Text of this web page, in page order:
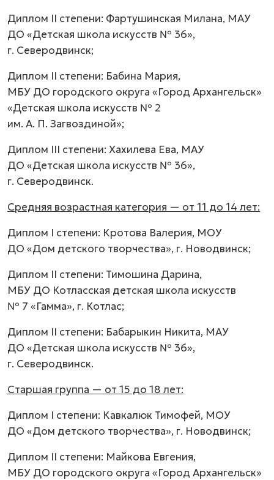
Диплом II степени: Фартушинская Милана, МАУ
ДО «Детская школа искусств № 36»,
г. Северодвинск;
Диплом II степени: Бабина Мария,
МБУ ДО городского округа «Город Архангельск»
«Детская школа искусств № 2
им. А. П. Загвоздиной»;
Диплом III степени: Хахилева Ева, МАУ
ДО «Детская школа искусств № 36»,
г. Северодвинск.
Средняя возрастная категория — от 11 до 14 лет:
Диплом I степени: Кротова Валерия, МОУ
ДО «Дом детского творчества», г. Новодвинск;
Диплом II степени: Тимошина Дарина,
МБУ ДО Котласская детская школа искусств
№ 7 «Гамма», г. Котлас;
Диплом II степени: Бабарыкин Никита, МАУ
ДО «Детская школа искусств № 36»,
г. Северодвинск.
Старшая группа — от 15 до 18 лет:
Диплом I степени: Кавкалюк Тимофей, МОУ
ДО «Дом детского творчества», г. Новодвинск;
Диплом II степени: Майкова Евгения,
МБУ ДО городского округа «Город Архангельск»